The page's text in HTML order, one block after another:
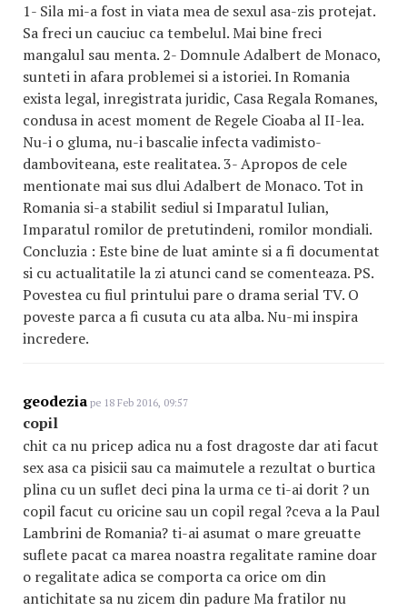
1- Sila mi-a fost in viata mea de sexul asa-zis protejat.
Sa freci un cauciuc ca tembelul. Mai bine freci
mangalul sau menta. 2- Domnule Adalbert de Monaco,
sunteti in afara problemei si a istoriei. In Romania
exista legal, inregistrata juridic, Casa Regala Romanes,
condusa in acest moment de Regele Cioaba al II-lea.
Nu-i o gluma, nu-i bascalie infecta vadimisto-
damboviteana, este realitatea. 3- Apropos de cele
mentionate mai sus dlui Adalbert de Monaco. Tot in
Romania si-a stabilit sediul si Imparatul Iulian,
Imparatul romilor de pretutindeni, romilor mondiali.
Concluzia : Este bine de luat aminte si a fi documentat
si cu actualitatile la zi atunci cand se comenteaza. PS.
Povestea cu fiul printului pare o drama serial TV. O
poveste parca a fi cusuta cu ata alba. Nu-mi inspira
incredere.
geodezia pe 18 Feb 2016, 09:57
copil
chit ca nu pricep adica nu a fost dragoste dar ati facut
sex asa ca pisicii sau ca maimutele a rezultat o burtica
plina cu un suflet deci pina la urma ce ti-ai dorit ? un
copil facut cu oricine sau un copil regal ?ceva a la Paul
Lambrini de Romania? ti-ai asumat o mare greuatte
suflete pacat ca marea noastra regalitate ramine doar
o regalitate adica se comporta ca orice om din
antichitate sa nu zicem din padure Ma fratilor nu